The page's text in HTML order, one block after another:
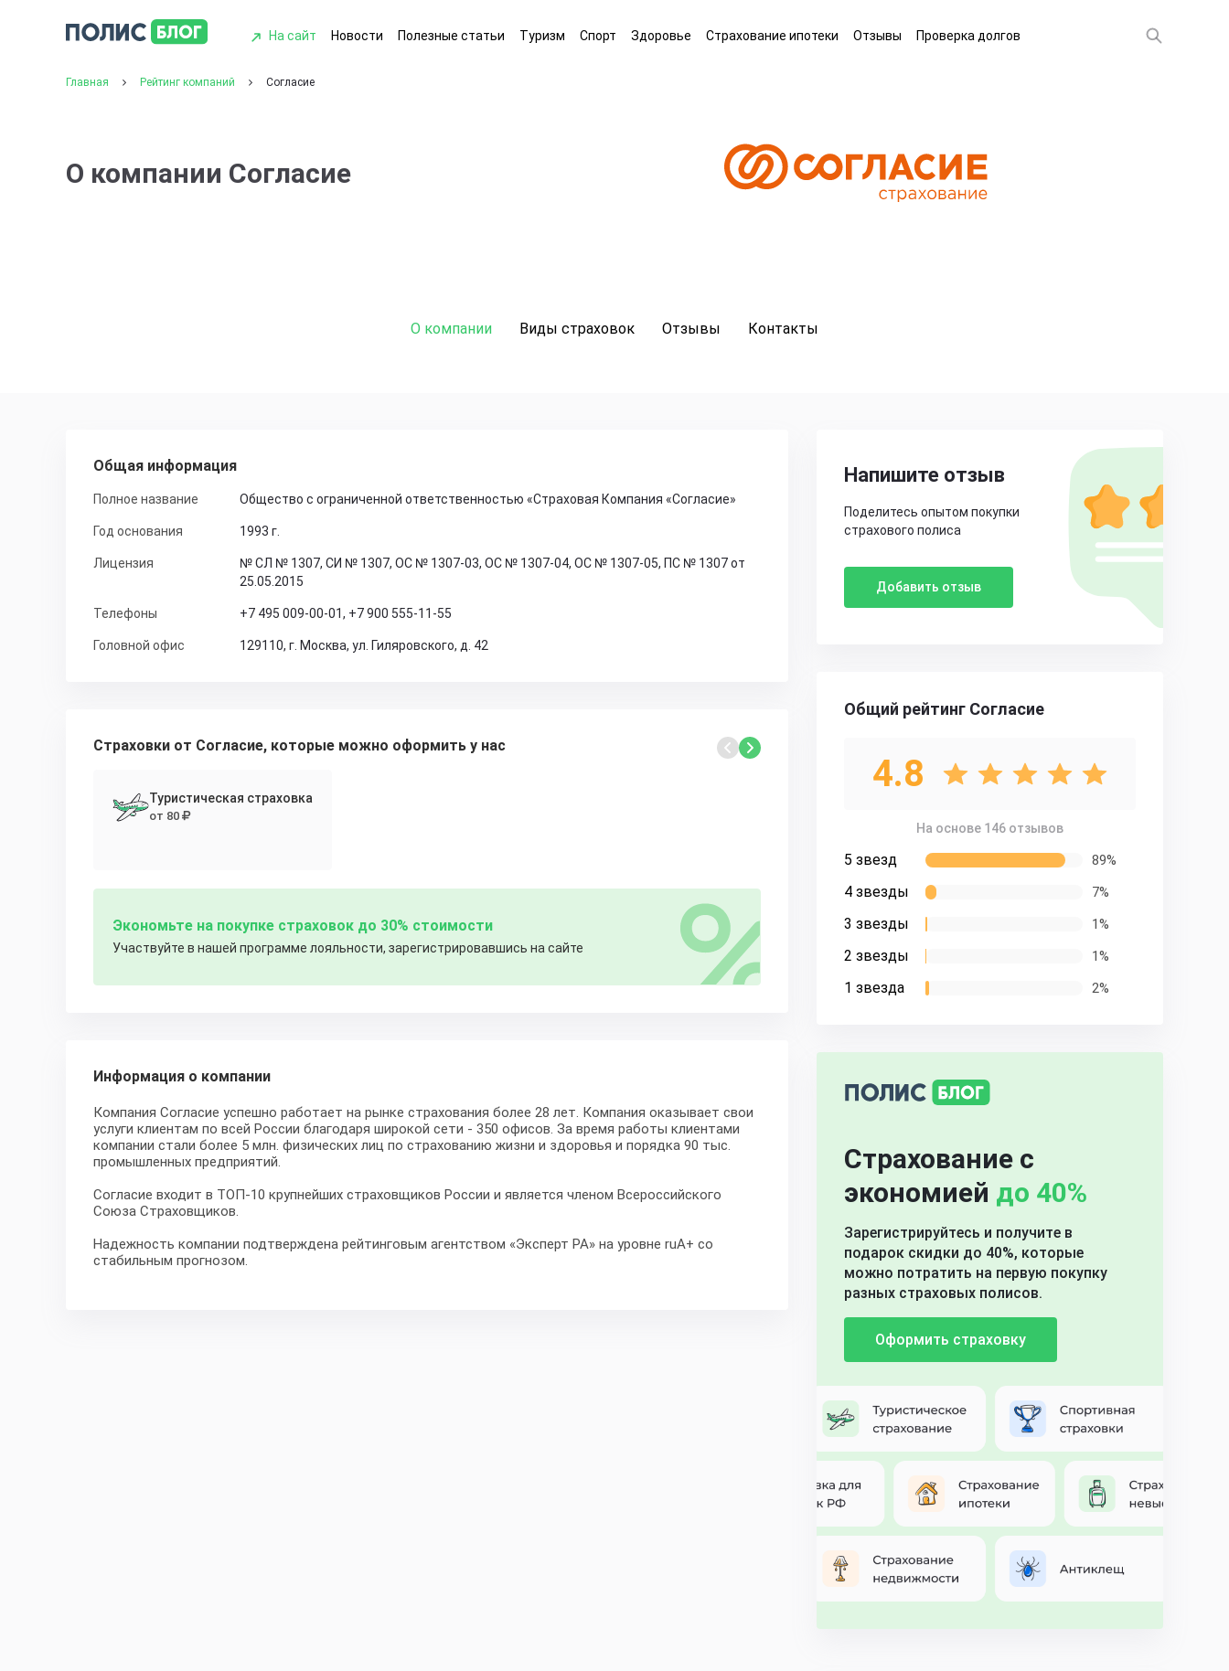
На сайт Новости Полезные статьи Туризм Спорт Здоровье Страхование ипотеки Отзывы Проверка долгов
Главная Рейтинг компаний Согласие
О компании Согласие
О компании Виды страховок Отзывы Контакты
Общая информация
Полное название Общество с ограниченной ответственностью «Страховая Компания «Согласие»
Год основания 1993 г.
Лицензия
№ СЛ № 1307, СИ № 1307, ОС № 1307-03, ОС № 1307-04, ОС № 1307-05, ПС № 1307 от
25.05.2015
Телефоны +7 495 009-00-01, +7 900 555-11-55
Головной офис 129110, г. Москва, ул. Гиляровского, д. 42
Страховки от Согласие, которые можно оформить у нас
Туристическая страховка
от 80
Экономьте на покупке страховок до 30% стоимости
Участвуйте в нашей программе лояльности, зарегистрировавшись на сайте
Информация о компании
Компания Согласие успешно работает на рынке страхования более 28 лет. Компания оказывает свои
услуги клиентам по всей России благодаря широкой сети - 350 офисов. За время работы клиентами
компании стали более 5 млн. физических лиц по страхованию жизни и здоровья и порядка 90 тыс.
промышленных предприятий.
Согласие входит в ТОП-10 крупнейших страховщиков России и является членом Всероссийского
Союза Страховщиков.
Надежность компании подтверждена рейтинговым агентством «Эксперт РА» на уровне ruA+ со
стабильным прогнозом.
Напишите отзыв
Поделитесь опытом покупки
страхового полиса
Добавить отзыв
Общий рейтинг Согласие
4.8
На основе 146 отзывов
5 звезд 89%
4 звезды 7%
3 звезды 1%
2 звезды 1%
1 звезда 2%
Страхование с
экономией до 40%
Зарегистрируйтесь и получите в
подарок скидки до 40%, которые
можно потратить на первую покупку
разных страховых полисов.
Оформить страховку